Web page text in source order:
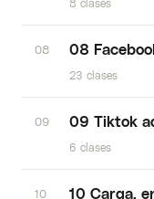
8 clases
08 08
23 clases
09 09 Tiktok
6 clases
10 10 Carga,